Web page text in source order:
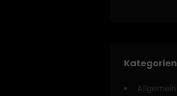
Kategorien
Allgemein